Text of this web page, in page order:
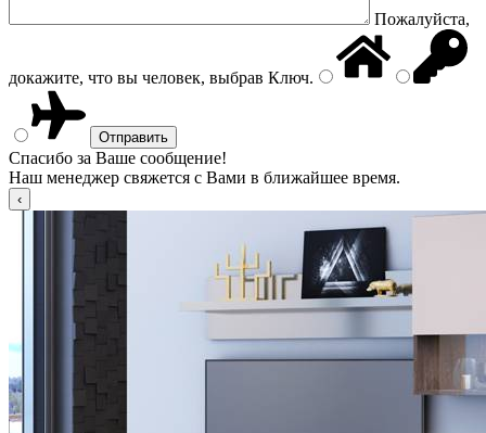
Пожалуйста,
докажите, что вы человек, выбрав Ключ.
Спасибо за Ваше сообщение!
Наш менеджер свяжется с Вами в ближайшее время.